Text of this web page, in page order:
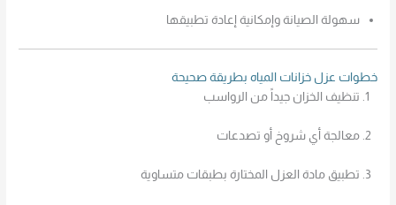
سهولة الصيانة وإمكانية إعادة تطبيقها
خطوات عزل خزانات المياه بطريقة صحيحة
تنظيف الخزان جيداً من الرواسب
معالجة أي شروخ أو تصدعات
تطبيق مادة العزل المختارة بطبقات متساوية